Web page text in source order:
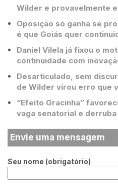
Wilder e provavelmente
Oposição só ganha se
é que Goiás quer
Daniel Vilela já fixou o
continuidade com
Desarticulado, sem
de Wilder virou erro que
“Efeito Gracinha”
vaga senatorial e derruba
Envie uma mensagem
Seu nome (obrigatório)